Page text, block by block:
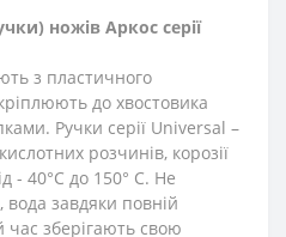
) ножів Аркос серії
з пластичного
до хвостовика
Ручки серії Universal –
розчинів, корозії
- 40°C до 150° C. Не
завдяки повній
час зберігають свою